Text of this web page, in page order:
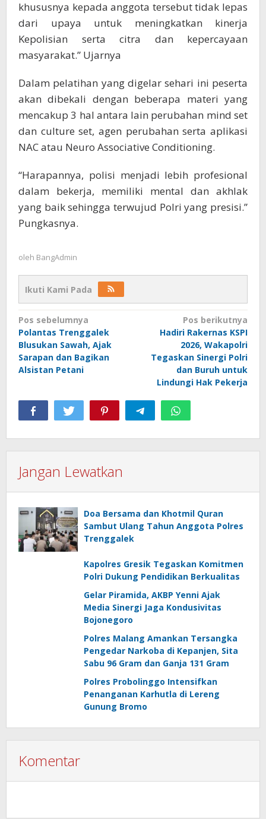
khususnya kepada anggota tersebut tidak lepas
dari upaya untuk meningkatkan kinerja
Kepolisian serta citra dan kepercayaan
masyarakat.” Ujarnya
Dalam pelatihan yang digelar sehari ini peserta
akan dibekali dengan beberapa materi yang
mencakup 3 hal antara lain perubahan mind set
dan culture set, agen perubahan serta aplikasi
NAC atau Neuro Associative Conditioning.
“Harapannya, polisi menjadi lebih profesional
dalam bekerja, memiliki mental dan akhlak
yang baik sehingga terwujud Polri yang presisi.”
Pungkasnya.
oleh BangAdmin
Ikuti Kami Pada
Navigasi
pos
Pos sebelumnya
Polantas Trenggalek
Blusukan Sawah, Ajak
Sarapan dan Bagikan
Alsistan Petani
Pos berikutnya
Hadiri Rakernas KSPI
2026, Wakapolri
Tegaskan Sinergi Polri
dan Buruh untuk
Lindungi Hak Pekerja
Jangan Lewatkan
Doa Bersama dan Khotmil Quran
Sambut Ulang Tahun Anggota Polres
Trenggalek
Kapolres Gresik Tegaskan Komitmen
Polri Dukung Pendidikan Berkualitas
Gelar Piramida, AKBP Yenni Ajak
Media Sinergi Jaga Kondusivitas
Bojonegoro
Polres Malang Amankan Tersangka
Pengedar Narkoba di Kepanjen, Sita
Sabu 96 Gram dan Ganja 131 Gram
Polres Probolinggo Intensifkan
Penanganan Karhutla di Lereng
Gunung Bromo
Komentar